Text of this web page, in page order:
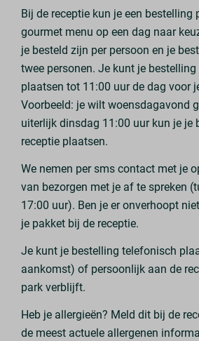
Bij de receptie kun je een bestelling
gourmet menu op een dag naar
je besteld zijn per persoon en je
twee personen. Je kunt je
plaatsen tot 11:00 uur de dag voor
Voorbeeld: je wilt woensdagavond
uiterlijk dinsdag 11:00 uur kun je je
receptie plaatsen.
We nemen per sms contact met je
van bezorgen met je af te spreken
17:00 uur). Ben je er onverhoopt
je pakket bij de receptie.
Je kunt je bestelling telefonisch
aankomst) of persoonlijk aan de
park verblijft.
Heb je allergieën? Meld dit bij de
de meest actuele allergenen